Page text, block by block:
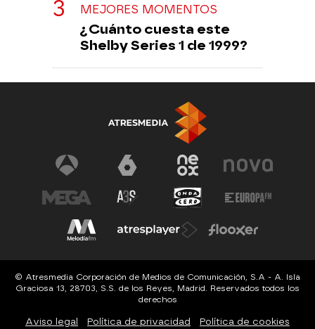
MEJORES MOMENTOS
¿Cuánto cuesta este
Shelby Series 1 de 1999?
© Atresmedia Corporación de Medios de Comunicación, S.A - A. Isla
Graciosa 13, 28703, S.S. de los Reyes, Madrid. Reservados todos los
derechos
Aviso legal Política de privacidad Política de cookies